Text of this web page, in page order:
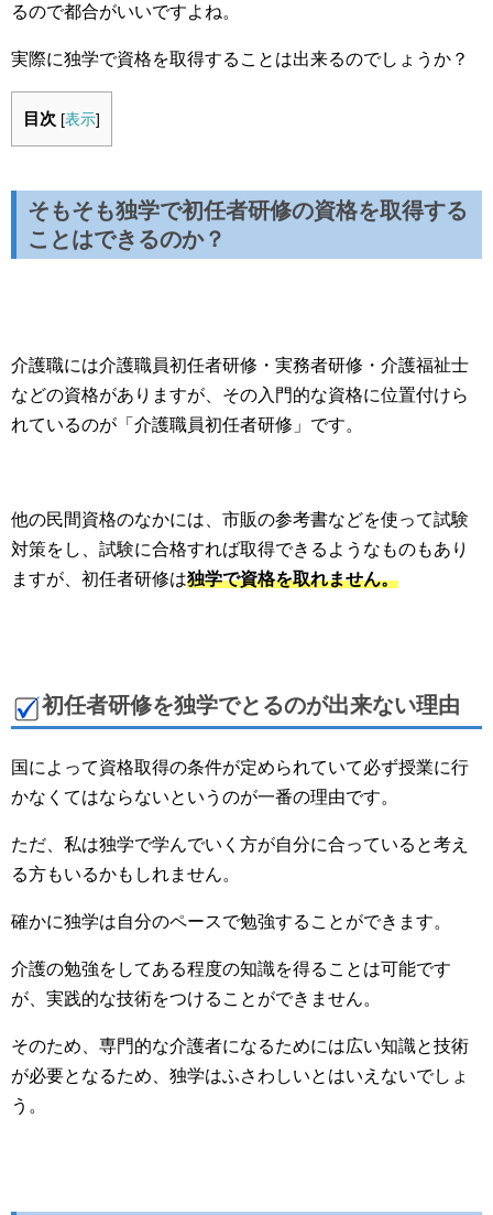
るので都合がいいですよね。
実際に独学で資格を取得することは出来るのでしょうか？
目次 [表示]
そもそも独学で初任者研修の資格を取得する
ことはできるのか？
介護職には介護職員初任者研修・実務者研修・介護福祉士
などの資格がありますが、その入門的な資格に位置付けら
れているのが「介護職員初任者研修」です。
他の民間資格のなかには、市販の参考書などを使って試験
対策をし、試験に合格すれば取得できるようなものもあり
ますが、初任者研修は独学で資格を取れません。
初任者研修を独学でとるのが出来ない理由
国によって資格取得の条件が定められていて必ず授業に行
かなくてはならないというのが一番の理由です。
ただ、私は独学で学んでいく方が自分に合っていると考え
る方もいるかもしれません。
確かに独学は自分のペースで勉強することができます。
介護の勉強をしてある程度の知識を得ることは可能です
が、実践的な技術をつけることができません。
そのため、専門的な介護者になるためには広い知識と技術
が必要となるため、独学はふさわしいとはいえないでしょ
う。